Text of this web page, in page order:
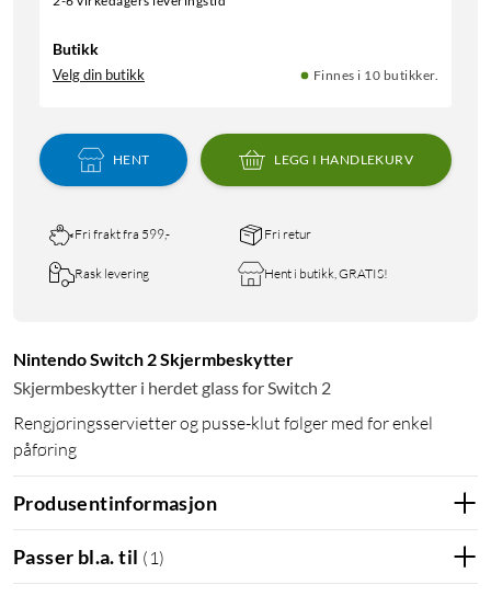
Butikk
Velg din butikk Finnes i 10 butikker.
HENT LEGG I HANDLEKURV
Fri frakt fra 599,- Fri retur
Rask levering Hent i butikk, GRATIS!
Nintendo Switch 2 Skjermbeskytter
Skjermbeskytter i herdet glass for Switch 2
Rengjøringsservietter og pusse-klut følger med for enkel
påføring
Produsentinformasjon
Passer bl.a. til ( 1 )